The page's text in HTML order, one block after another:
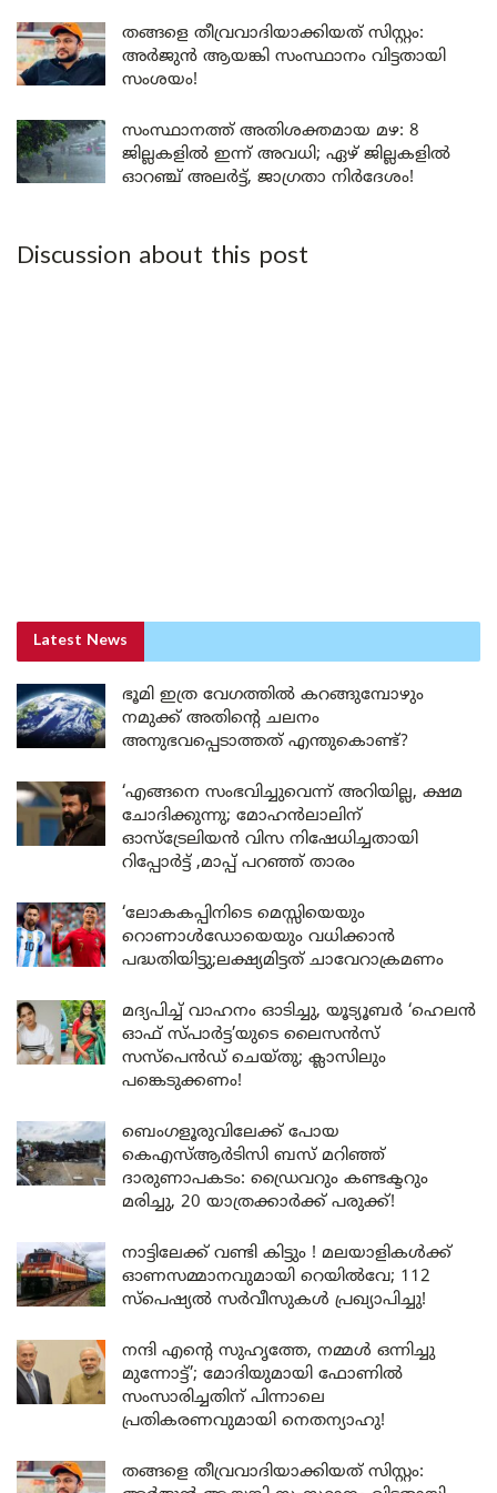
തങ്ങളെ തീവ്രവാദിയാക്കിയത് സിസ്റ്റം:
അർജുൻ ആയങ്കി സംസ്ഥാനം വിട്ടതായി
സംശയം!
സംസ്ഥാനത്ത് അതിശക്തമായ മഴ: 8
ജില്ലകളിൽ ഇന്ന് അവധി; ഏഴ് ജില്ലകളിൽ
ഓറഞ്ച് അലർട്ട്, ജാഗ്രതാ നിർദേശം!
Discussion about this post
Latest News
ഭൂമി ഇത്ര വേഗത്തിൽ കറങ്ങുമ്പോഴും
നമുക്ക് അതിന്റെ ചലനം
അനുഭവപ്പെടാത്തത് എന്തുകൊണ്ട്?
‘എങ്ങനെ സംഭവിച്ചുവെന്ന് അറിയില്ല, ക്ഷമ
ചോദിക്കുന്നു; മോഹൻലാലിന്
ഓസ്ട്രേലിയൻ വിസ നിഷേധിച്ചതായി
റിപ്പോർട്ട് ,മാപ്പ് പറഞ്ഞ് താരം
‘ലോകകപ്പിനിടെ മെസ്സിയെയും
റൊണാൾഡോയെയും വധിക്കാൻ
പദ്ധതിയിട്ടു;ലക്ഷ്യമിട്ടത് ചാവേറാക്രമണം
മദ്യപിച്ച് വാഹനം ഓടിച്ചു, യൂട്യൂബർ ‘ഹെലൻ
ഓഫ് സ്പാർട്ട’യുടെ ലൈസൻസ്
സസ്പെൻഡ് ചെയ്തു; ക്ലാസിലും
പങ്കെടുക്കണം!
ബെംഗളൂരുവിലേക്ക് പോയ
കെഎസ്ആർടിസി ബസ് മറിഞ്ഞ്
ദാരുണാപകടം: ഡ്രൈവറും കണ്ടക്ടറും
മരിച്ചു, 20 യാത്രക്കാർക്ക് പരുക്ക്!
നാട്ടിലേക്ക് വണ്ടി കിട്ടും ! മലയാളികൾക്ക്
ഓണസമ്മാനവുമായി റെയിൽവേ; 112
സ്പെഷ്യൽ സർവീസുകൾ പ്രഖ്യാപിച്ചു!
നന്ദി എൻ്റെ സുഹൃത്തേ, നമ്മൾ ഒന്നിച്ചു
മുന്നോട്ട്’; മോദിയുമായി ഫോണിൽ
സംസാരിച്ചതിന് പിന്നാലെ
പ്രതികരണവുമായി നെതന്യാഹു!
തങ്ങളെ തീവ്രവാദിയാക്കിയത് സിസ്റ്റം: